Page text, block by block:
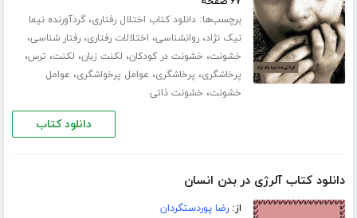
برچسب‌ها:دانلود کتاب اختلال رفتاری،گردآورنده نیما
نیک نژاد،روانشناسی، اختلالات رفتاری،رفتار شناسی،
خشونت، خشونت در کودکان، لکنت زبان، لکنت، ترس،
پرخاشگری، پرخاشگری، عوامل پرخواشگری، عوامل
خشونت، خشونت ذاتی
دانلود کتاب
دانلود کتاب آلرژی در بدن انسان
از:رضا پوردستگردان